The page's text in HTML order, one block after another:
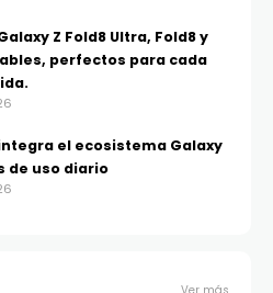
Z Fold8 Ultra, Fold8 y
perfectos para cada
el ecosistema Galaxy
de uso diario